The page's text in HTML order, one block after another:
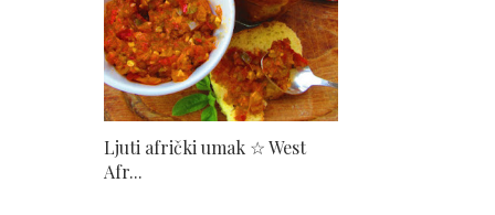
Ljuti afrički umak ☆ West
Afr...